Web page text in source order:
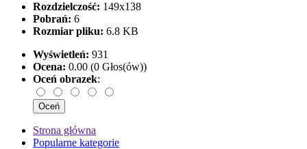
Rozdzielczość: 149x138
Pobrań: 6
Rozmiar pliku: 6.8 KB
Wyświetleń: 931
Ocena: 0.00 (0 Głos(ów))
Oceń obrazek:
Strona główna
Popularne kategorie